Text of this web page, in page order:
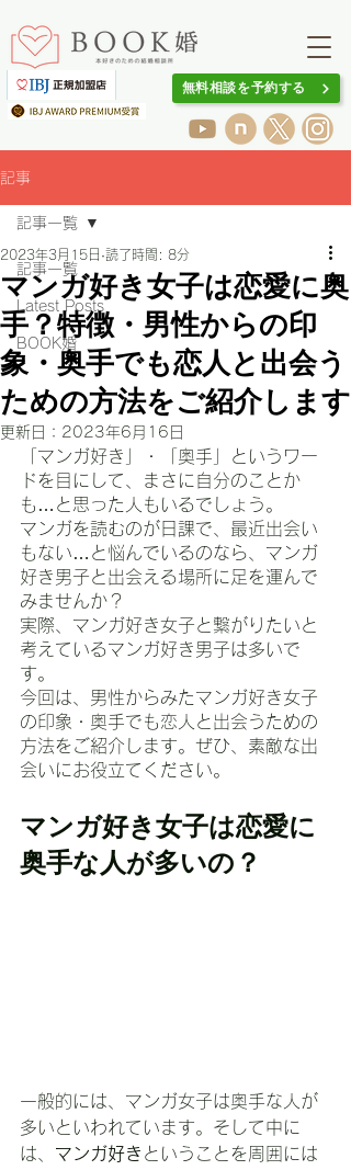
無料相談を予約する
記事
記事一覧
Latest Posts
BOOK婚
記事一覧
マンガ好き女子は恋愛に奥
手？特徴・男性からの印
象・奥手でも恋人と出会う
ための方法をご紹介します
2023年3月15日 読了時間: 8分
更新日： 2023年6月16日
「マンガ好き」・「奥手」というワー
ドを目にして、まさに自分のことか
も…と思った人もいるでしょう。
マンガを読むのが日課で、最近出会い
もない…と悩んでいるのなら、マンガ
好き男子と出会える場所に足を運んで
みませんか？
実際、マンガ好き女子と繋がりたいと
考えているマンガ好き男子は多いで
す。
今回は、男性からみたマンガ好き女子
の印象・奥手でも恋人と出会うための
方法をご紹介します。ぜひ、素敵な出
会いにお役立てください。
マンガ好き女子は恋愛に
奥手な人が多いの？
一般的には、マンガ女子は奥手な人が
多いといわれています。そして中に
は、 マンガ好き ということを周囲には